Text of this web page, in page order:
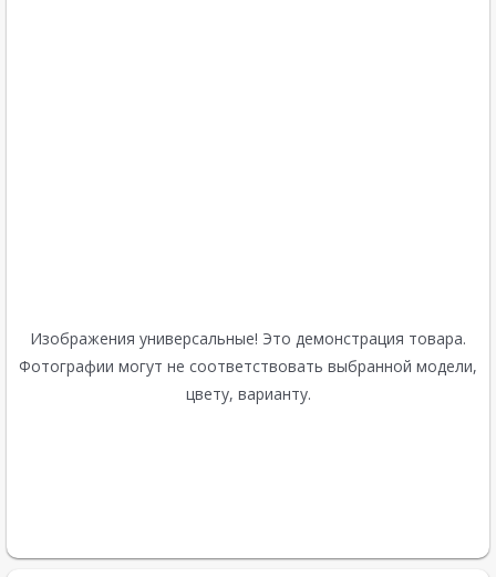
Изображения универсальные! Это демонстрация товара.
Фотографии могут не соответствовать выбранной модели,
цвету, варианту.